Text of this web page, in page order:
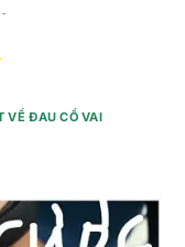
VỀ ĐAU CỔ VAI